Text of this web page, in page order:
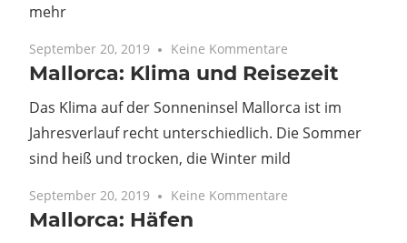
mehr
September 20, 2019 Keine Kommentare
Mallorca: Klima und Reisezeit
Das Klima auf der Sonneninsel Mallorca ist im
Jahresverlauf recht unterschiedlich. Die Sommer
sind heiß und trocken, die Winter mild
September 20, 2019 Keine Kommentare
Mallorca: Häfen